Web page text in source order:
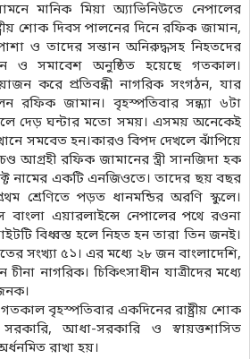
মানিক মিয়া অ্যাভিনিউতে নেপালের
শোক দিবস পালনের দিনে রফিক জামান,
ও তাদের সন্তান অনিরুদ্ধসহ নিহতদের
ও সমাবেশ অনুষ্ঠিত হয়েছে গতকাল।
করে প্রতিবন্ধী নাগরিক সংগঠন, যার
রফিক জামান। বৃহস্পতিবার সন্ধ্যা ৬টা
দেড় ঘন্টার মতো সময়। এসময় অনেকেই
সমবেত হন।কারও বিপদ দেখলে ঝাঁপিয়ে
আগ্রহী রফিক জামানের স্ত্রী সানজিদা হক
নামের একটি এনজিওতে। তাদের ছয় বছর
শ্রেণিতে পড়ত ধানমন্ডির অরণি স্কুলে।
এয়ারলাইন্সে নেপালের পথে রওনা
বিধ্বস্ত হলে নিহত হন তারা তিন জনই।
সংখ্যা ৫১। এর মধ্যে ২৮ জন বাংলাদেশি,
নাগরিক। চিকিৎসাধীন যাত্রীদের মধ্যে
বৃহস্পতিবার একদিনের রাষ্ট্রীয় শোক
আধা-সরকারি ও স্বায়ত্তশাসিত
রাখা হয়।